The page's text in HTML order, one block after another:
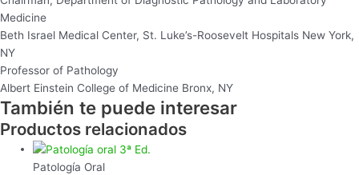
Medicine
Beth Israel Medical Center, St. Luke’s-Roosevelt Hospitals New York,
NY
Professor of Pathology
Albert Einstein College of Medicine Bronx, NY
También te puede interesar
Productos relacionados
Patología Oral